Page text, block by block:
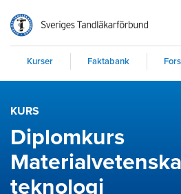
Kurser Faktabank
KURS
Diplomkurs
teknologi